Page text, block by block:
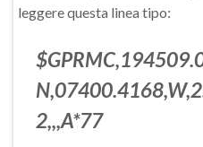
leggere questa linea tipo:
2,,,A*77